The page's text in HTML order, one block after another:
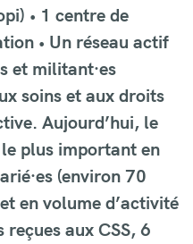
• 1 centre de
• Un réseau actif
et militant·es
soins et aux droits
Aujourd’hui, le
plus important en
(environ 70
en volume d’activité
aux CSS, 6